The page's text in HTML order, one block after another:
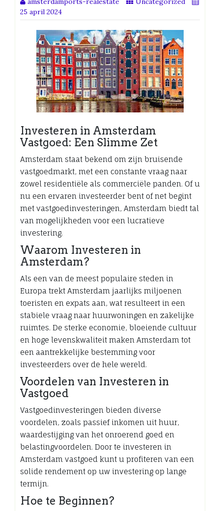
25 april 2024
Investeren in Amsterdam
Vastgoed: Een Slimme Zet
Amsterdam staat bekend om zijn bruisende
vastgoedmarkt, met een constante vraag naar
zowel residentiële als commerciële panden. Of u
nu een ervaren investeerder bent of net begint
met vastgoedinvesteringen, Amsterdam biedt tal
van mogelijkheden voor een lucratieve
investering.
Waarom Investeren in
Amsterdam?
Als een van de meest populaire steden in
Europa trekt Amsterdam jaarlijks miljoenen
toeristen en expats aan, wat resulteert in een
stabiele vraag naar huurwoningen en zakelijke
ruimtes. De sterke economie, bloeiende cultuur
en hoge levenskwaliteit maken Amsterdam tot
een aantrekkelijke bestemming voor
investeerders over de hele wereld.
Voordelen van Investeren in
Vastgoed
Vastgoedinvesteringen bieden diverse
voordelen, zoals passief inkomen uit huur,
waardestijging van het onroerend goed en
belastingvoordelen. Door te investeren in
Amsterdam vastgoed kunt u profiteren van een
solide rendement op uw investering op lange
termijn.
Hoe te Beginnen?